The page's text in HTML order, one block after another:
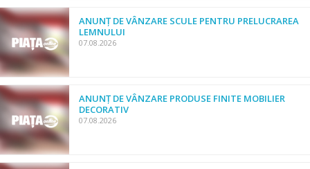
ANUNȚ DE VÂNZARE SCULE PENTRU PRELUCRAREA
LEMNULUI
07.08.2026
ANUNȚ DE VÂNZARE PRODUSE FINITE MOBILIER
DECORATIV
07.08.2026